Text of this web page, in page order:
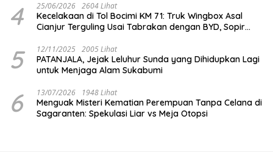
4 25/06/2026 2604 Lihat
Kecelakaan di Tol Bocimi KM 71: Truk Wingbox Asal
Cianjur Terguling Usai Tabrakan dengan BYD, Sopir
5 12/11/2025 2005 Lihat
PATANJALA, Jejak Leluhur Sunda yang Dihidupkan Lagi
untuk Menjaga Alam Sukabumi
6 13/07/2026 1948 Lihat
Menguak Misteri Kematian Perempuan Tanpa Celana di
Sagaranten: Spekulasi Liar vs Meja Otopsi